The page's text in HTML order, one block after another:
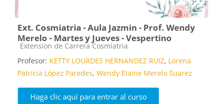
Ext. Cosmiatria - Aula Jazmin - Prof. Wendy
Merelo - Martes y Jueves - Vespertino
Categoría de cursos
Extension de Carrera Cosmiatria
Profesor: KETTY LOURDES HERNANDEZ RUIZ, Lorena
Patricia López Paredes, Wendy Elaine Merelo Suarez
Haga clic aquí para entrar al curso